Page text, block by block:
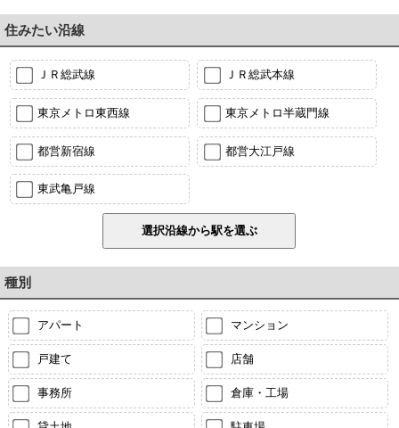
住みたい沿線
ＪＲ総武線 ＪＲ総武本線
東京メトロ東西線 東京メトロ半蔵門線
都営新宿線 都営大江戸線
東武亀戸線
種別
アパート マンション
戸建て 店舗
事務所 倉庫・工場